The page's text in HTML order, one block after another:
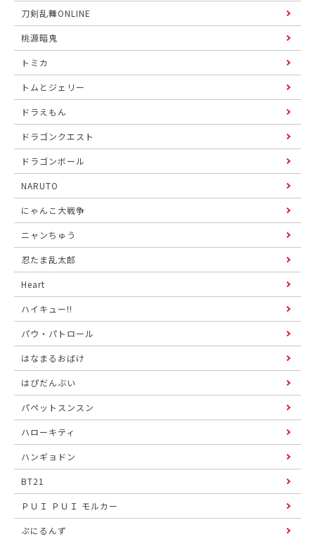
刀剣乱舞ONLINE
桃源暗鬼
トミカ
トムとジェリー
ドラえもん
ドラゴンクエスト
ドラゴンボール
NARUTO
にゃんこ大戦争
ニャンちゅう
忍たま乱太郎
Heart
ハイキュー!!
パウ・パトロール
はなまるおばけ
はぴだんぶい
パペットスンスン
ハローキティ
ハンギョドン
BT21
ＰＵＩ ＰＵＩ モルカー
ぷにるんず